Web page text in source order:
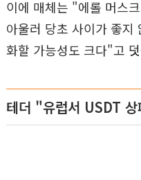
이에 매체는 "에롤 머스
아울러 당초 사이가 좋지
화할 가능성도 크다"고
테더 "유럽서 USDT